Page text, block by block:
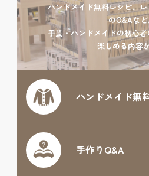
ハンドメイド無料レシピ、
のQ&Aな
手芸・ハンドメイドの初心
楽しめる内容
ハンドメイド無
手作りQ&A